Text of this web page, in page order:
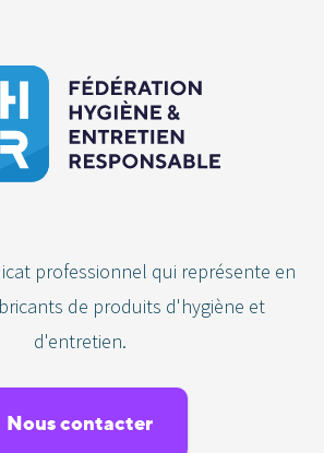
professionnel qui représente en
de produits d'hygiène et
d'entretien.
Nous contacter